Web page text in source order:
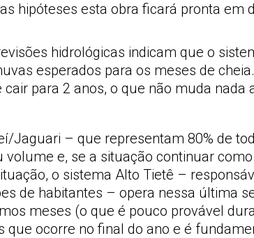
hipóteses esta obra ficará pronta em
hidrológicas indicam que o
esperados para os meses de
para 2 anos, o que não muda nada
Jaguari – que representam 80% de
e, se a situação continuar
o sistema Alto Tietê –
de habitantes – opera nessa última
meses (o que é pouco provável
ocorre no final do ano e é